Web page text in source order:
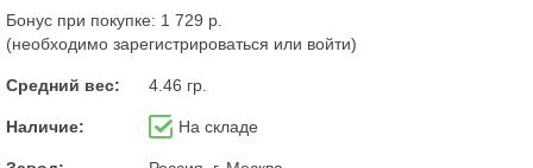
Бонус при покупке: 1 729 р.
(необходимо зарегистрироваться или войти)
Средний вес: 4.46 гр.
Наличие: На складе